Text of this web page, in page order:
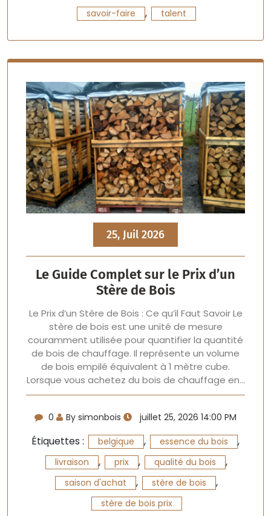
savoir-faire , talent
25, Juil 2026
Le Guide Complet sur le Prix d’un
Stère de Bois
Le Prix d’un Stère de Bois : Ce qu’il Faut Savoir Le
stère de bois est une unité de mesure
couramment utilisée pour quantifier la quantité
de bois de chauffage. Il représente un volume
de bois empilé équivalent à 1 mètre cube.
Lorsque vous achetez du bois de chauffage en…
0 By simonbois juillet 25, 2026 14:00 PM
Étiquettes : belgique , essence du bois ,
livraison , prix , qualité du bois ,
saison d'achat , stère de bois ,
stère de bois prix